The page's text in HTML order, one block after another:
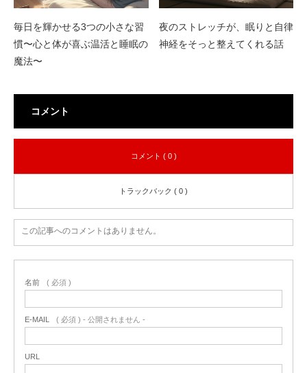
毎日を輝かせる3つの小さな習
慣〜心と体が喜ぶ温活と睡眠の
魔法〜
夜のストレッチが、眠りと自律
神経をそっと整えてくれる話
コメント
コメント ( 0 )
トラックバック ( 0 )
この記事へのコメントはありません。
名前 ( 必須 )
E-MAIL ( 必須 ) - 公開されません -
URL